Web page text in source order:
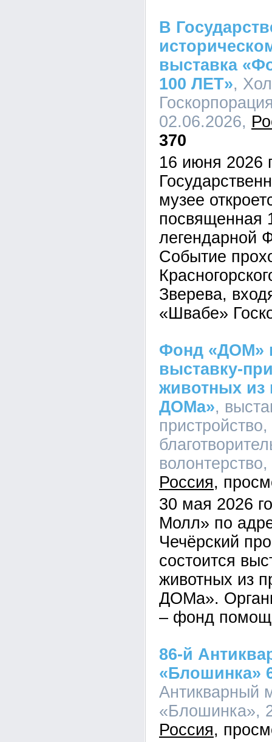
В
выставка
100 ЛЕТ»,
02.06.2026,
370
16 июня 2026
музее
посвященная
легендарной
Событие
Зверева,
«Швабе»
Фонд «ДОМ»
выставку-
животных из
ДОМа»,
пристройство,
Россия
30 мая 2026
Молл» по
Чечёрский
состоится
животных из
ДОМа».
– фонд
86-й
«Блошинка»
Антикварный
«Блошинка»,
Россия